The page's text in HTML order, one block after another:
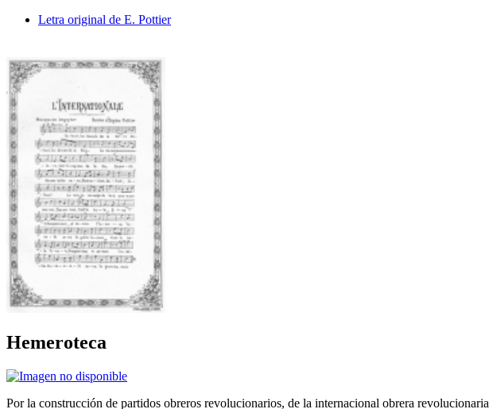
Letra original de E. Pottier
Hemeroteca
Por la construcción de partidos obreros revolucionarios, de la internacional obrera revolucionaria